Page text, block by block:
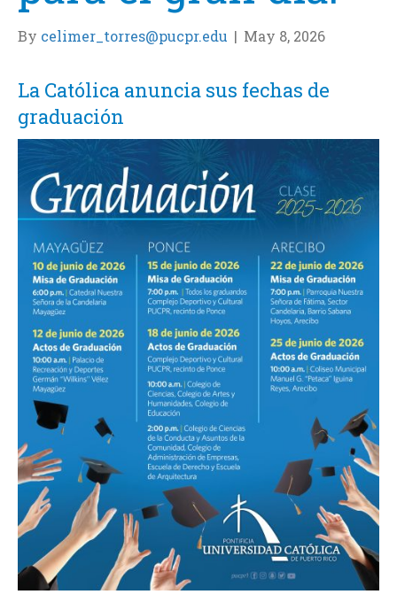
By celimer_torres@pucpr.edu | May 8, 2026
La Católica anuncia sus fechas de
graduación